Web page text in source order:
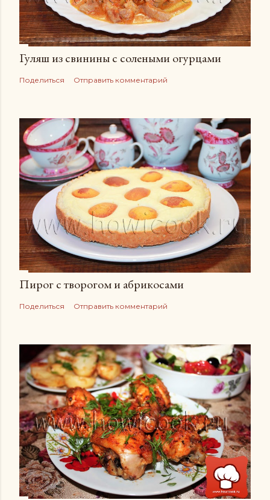
Гуляш из свинины с солеными огурцами
Поделиться Отправить комментарий
Пирог с творогом и абрикосами
Поделиться Отправить комментарий